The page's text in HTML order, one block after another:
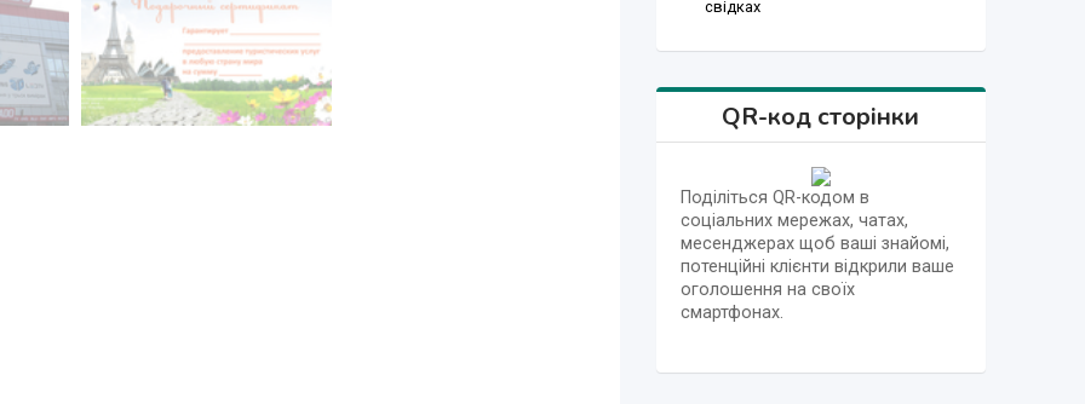
свідках
QR-код сторінки
Поділіться QR-кодом в
соціальних мережах, чатах,
месенджерах щоб ваші знайомі,
потенційні клієнти відкрили ваше
оголошення на своїх
смартфонах.